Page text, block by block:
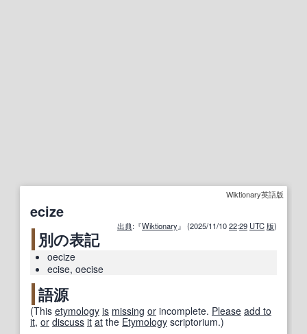
Wiktionary英語版
ecize
出典:『Wiktionary』 (2025/11/1022:29 UTC 版)
別の表記
oecize
ecise, oecise
語源
(This etymology is missing or incomplete. Please add to
it, or discuss it at the Etymology scriptorium.)